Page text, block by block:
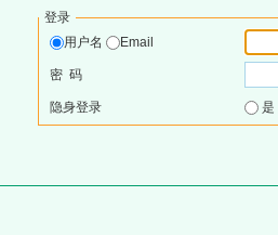
登录
用户名
Email
密 码
隐身登录